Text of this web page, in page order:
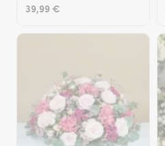
39,99 €